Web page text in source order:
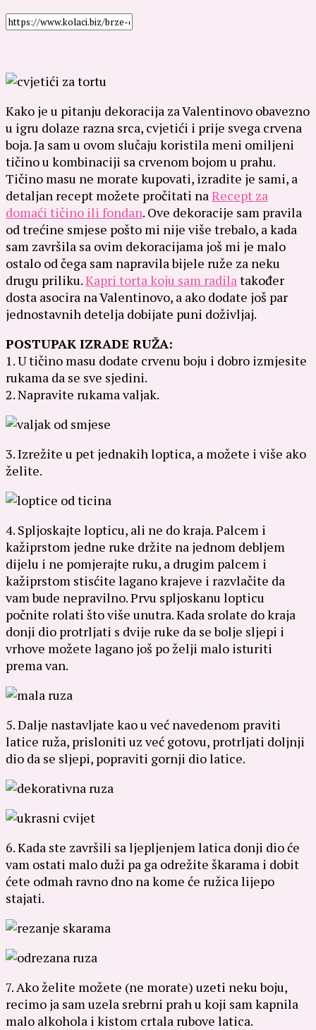
Kako je u pitanju dekoracija za Valentinovo obavezno
u igru dolaze razna srca, cvjetići i prije svega crvena
boja. Ja sam u ovom slučaju koristila meni omiljeni
tičino u kombinaciji sa crvenom bojom u prahu.
Tičino masu ne morate kupovati, izradite je sami, a
detaljan recept možete pročitati naRecept za
domaći tičino ili fondan. Ove dekoracije sam pravila
od trećine smjese pošto mi nije više trebalo, a kada
sam završila sa ovim dekoracijama još mi je malo
ostalo od čega sam napravila bijele ruže za neku
drugu priliku.Kapri torta koju sam radilatakođer
dosta asocira na Valentinovo, a ako dodate još par
jednostavnih detelja dobijate puni doživljaj.
POSTUPAK IZRADE RUŽA:
1. U tičino masu dodate crvenu boju i dobro izmjesite
rukama da se sve sjedini.
2. Napravite rukama valjak.
3. Izrežite u pet jednakih loptica, a možete i više ako
želite.
4. Spljoskajte lopticu, ali ne do kraja. Palcem i
kažiprstom jedne ruke držite na jednom debljem
dijelu i ne pomjerajte ruku, a drugim palcem i
kažiprstom stisćite lagano krajeve i razvlačite da
vam bude nepravilno. Prvu spljoskanu lopticu
počnite rolati što više unutra. Kada srolate do kraja
donji dio protrljati s dvije ruke da se bolje sljepi i
vrhove možete lagano još po želji malo isturiti
prema van.
5. Dalje nastavljate kao u već navedenom praviti
latice ruža, prisloniti uz već gotovu, protrljati doljnji
dio da se sljepi, popraviti gornji dio latice.
6. Kada ste završili sa ljepljenjem latica donji dio će
vam ostati malo duži pa ga odrežite škarama i dobit
ćete odmah ravno dno na kome će ružica lijepo
stajati.
7. Ako želite možete (ne morate) uzeti neku boju,
recimo ja sam uzela srebrni prah u koji sam kapnila
malo alkohola i kistom crtala rubove latica.